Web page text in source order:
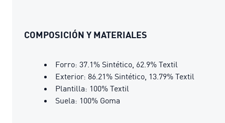
COMPOSICIÓN Y MATERIALES
Forro: 37.1% Sintético, 62.9% Textil
Exterior: 86.21% Sintético, 13.79% Textil
Plantilla: 100% Textil
Suela: 100% Goma